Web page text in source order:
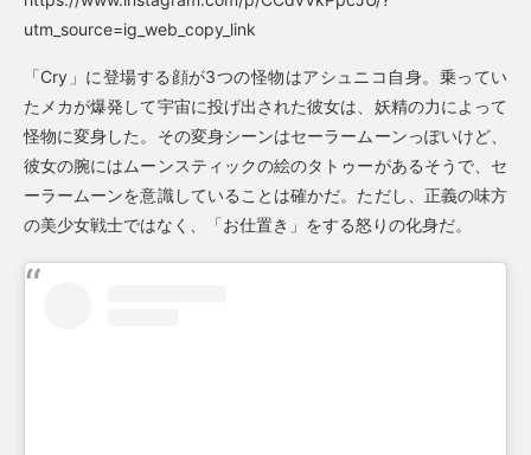
utm_source=ig_web_copy_link
「Cry」に登場する顔が3つの怪物はアシュニコ自身。乗ってい
たメカが爆発して宇宙に投げ出された彼女は、妖精の力によって
怪物に変身した。その変身シーンはセーラームーンっぽいけど、
彼女の腕にはムーンスティックの絵のタトゥーがあるそうで、セ
ーラームーンを意識していることは確かだ。ただし、正義の味方
の美少女戦士ではなく、「お仕置き」をする怒りの化身だ。